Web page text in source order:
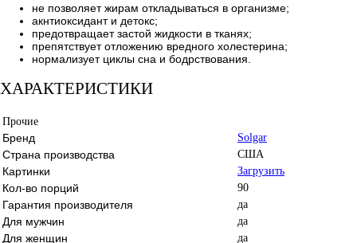
не позволяет жирам откладываться в организме;
акнтиоксидант и детокс;
предотвращает застой жидкости в тканях;
препятствует отложению вредного холестерина;
нормализует циклы сна и бодрствования.
ХАРАКТЕРИСТИКИ
Прочие
Бренд Solgar
Страна производства США
Картинки Загрузить
Кол-во порций 90
Гарантия производителя да
Для мужчин да
Для женщин да